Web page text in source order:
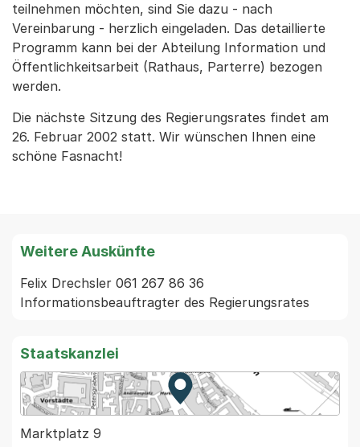
teilnehmen möchten, sind Sie dazu - nach
Vereinbarung - herzlich eingeladen. Das detaillierte
Programm kann bei der Abteilung Information und
Öffentlichkeitsarbeit (Rathaus, Parterre) bezogen
werden.
Die nächste Sitzung des Regierungsrates findet am
26. Februar 2002 statt. Wir wünschen Ihnen eine
schöne Fasnacht!
Weitere Auskünfte
Felix Drechsler 061 267 86 36
Informationsbeauftragter des Regierungsrates
Staatskanzlei
Zur Karte von MapBS.
Externer Link, wird in einem
Marktplatz 9